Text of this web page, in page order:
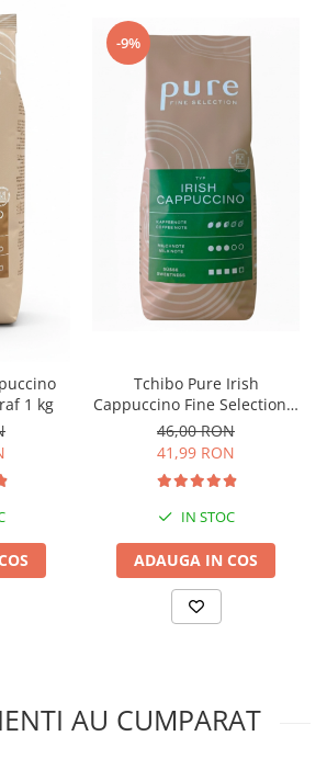
1 kg
-9%
Tchibo Pure Irish
Cappuccino Fine Selection 1
Kg
46,00 RON
41,99 RON
IN STOC
ADAUGA IN COS
AU CUMPARAT